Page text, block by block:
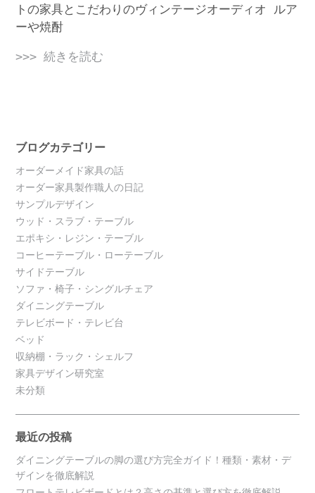
トの家具とこだわりのヴィンテージオーディオ ルア
ーや焼酎
>>> 続きを読む
ブログカテゴリー
オーダーメイド家具の話
オーダー家具製作職人の日記
サンプルデザイン
ウッド・スラブ・テーブル
エポキシ・レジン・テーブル
コーヒーテーブル・ローテーブル
サイドテーブル
ソファ・椅子・シングルチェア
ダイニングテーブル
テレビボード・テレビ台
ベッド
収納棚・ラック・シェルフ
家具デザイン研究室
未分類
最近の投稿
ダイニングテーブルの脚の選び方完全ガイド！種類・素材・デ
ザインを徹底解説